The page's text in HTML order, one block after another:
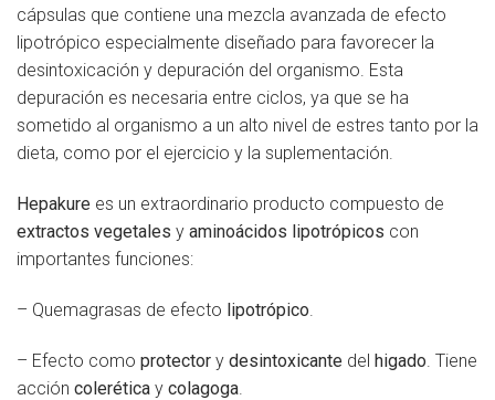
cápsulas que contiene una mezcla avanzada de efecto
lipotrópico especialmente diseñado para favorecer la
desintoxicación y depuración del organismo. Esta
depuración es necesaria entre ciclos, ya que se ha
sometido al organismo a un alto nivel de estres tanto por la
dieta, como por el ejercicio y la suplementación.
Hepakure es un extraordinario producto compuesto de
extractos vegetales y aminoácidos lipotrópicos con
importantes funciones:
– Quemagrasas de efecto lipotrópico.
– Efecto como protector y desintoxicante del higado . Tiene
acción colerética y colagoga